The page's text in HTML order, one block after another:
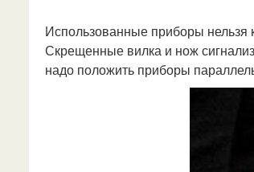
Использованные приборы нельзя
Скрещенные вилка и нож
надо положить приборы